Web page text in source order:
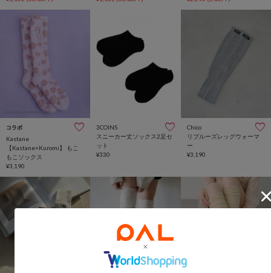
コラボ
Kastane
【Kastane×Kuromi】 もこ
もこソックス
¥3,190
3COINS
スニーカー丈ソックス2足セ
ット
¥330
Chico
リブルーズレッグウォーマ
ー
¥3,190